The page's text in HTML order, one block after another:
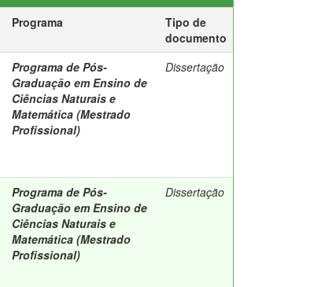
Programa
Tipo de
documento
Programa de Pós-
Graduação em Ensino de
Ciências Naturais e
Matemática (Mestrado
Profissional)
Dissertação
Programa de Pós-
Graduação em Ensino de
Ciências Naturais e
Matemática (Mestrado
Profissional)
Dissertação